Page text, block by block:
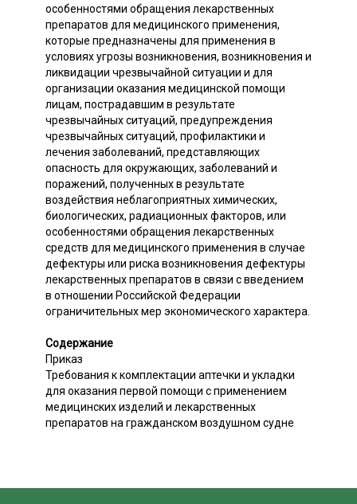
особенностями обращения лекарственных
препаратов для медицинского применения,
которые предназначены для применения в
условиях угрозы возникновения, возникновения и
ликвидации чрезвычайной ситуации и для
организации оказания медицинской помощи
лицам, пострадавшим в результате
чрезвычайных ситуаций, предупреждения
чрезвычайных ситуаций, профилактики и
лечения заболеваний, представляющих
опасность для окружающих, заболеваний и
поражений, полученных в результате
воздействия неблагоприятных химических,
биологических, радиационных факторов, или
особенностями обращения лекарственных
средств для медицинского применения в случае
дефектуры или риска возникновения дефектуры
лекарственных препаратов в связи с введением
в отношении Российской Федерации
ограничительных мер экономического характера.
Содержание
Приказ
Требования к комплектации аптечки и укладки
для оказания первой помощи с применением
медицинских изделий и лекарственных
препаратов на гражданском воздушном судне